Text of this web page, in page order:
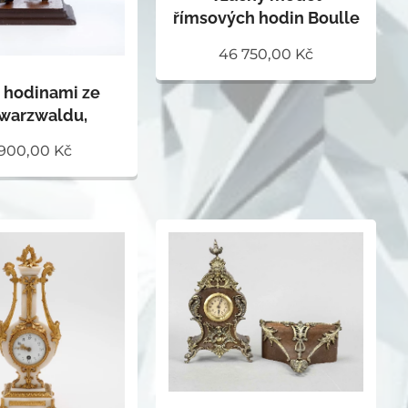
hodinami ze
Kč
římsových hodin Boulle
46 750,00 Kč